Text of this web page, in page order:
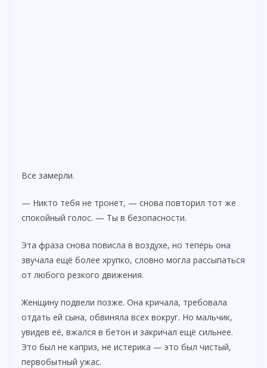
Все замерли.
— Никто тебя не тронет, — снова повторил тот же
спокойный голос. — Ты в безопасности.
Эта фраза снова повисла в воздухе, но теперь она
звучала ещё более хрупко, словно могла рассыпаться
от любого резкого движения.
Женщину подвели позже. Она кричала, требовала
отдать ей сына, обвиняла всех вокруг. Но мальчик,
увидев её, вжался в бетон и закричал ещё сильнее.
Это был не каприз, не истерика — это был чистый,
первобытный ужас.